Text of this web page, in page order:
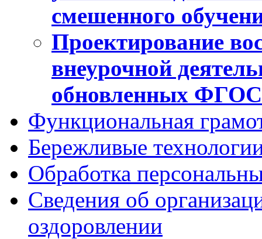
смешенного
Проектирование
внеурочной
обновленных
Функциональная
Бережливые
Обработка
Сведения об
оздоровлении